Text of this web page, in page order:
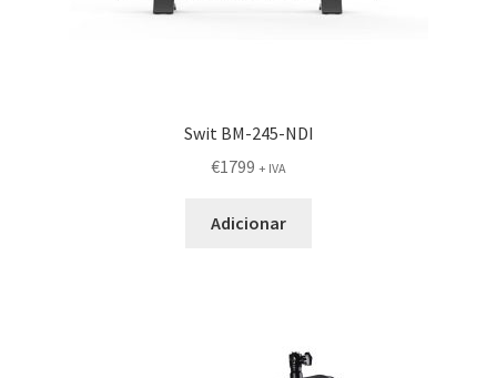
Swit BM-245-NDI
€1799 + IVA
Adicionar